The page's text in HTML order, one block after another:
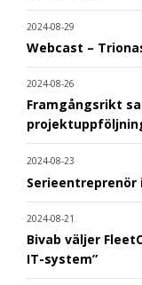
2024-08-29
Webcast –
2024-08-26
Framgångsrikt
2024-08-23
2024-08-21
Bivab väljer
IT-system”